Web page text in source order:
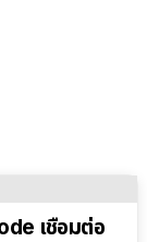
เชื่อมต่อ